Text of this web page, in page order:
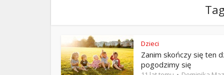
Dzieci
Zanim skończy się ten
pogodzimy się